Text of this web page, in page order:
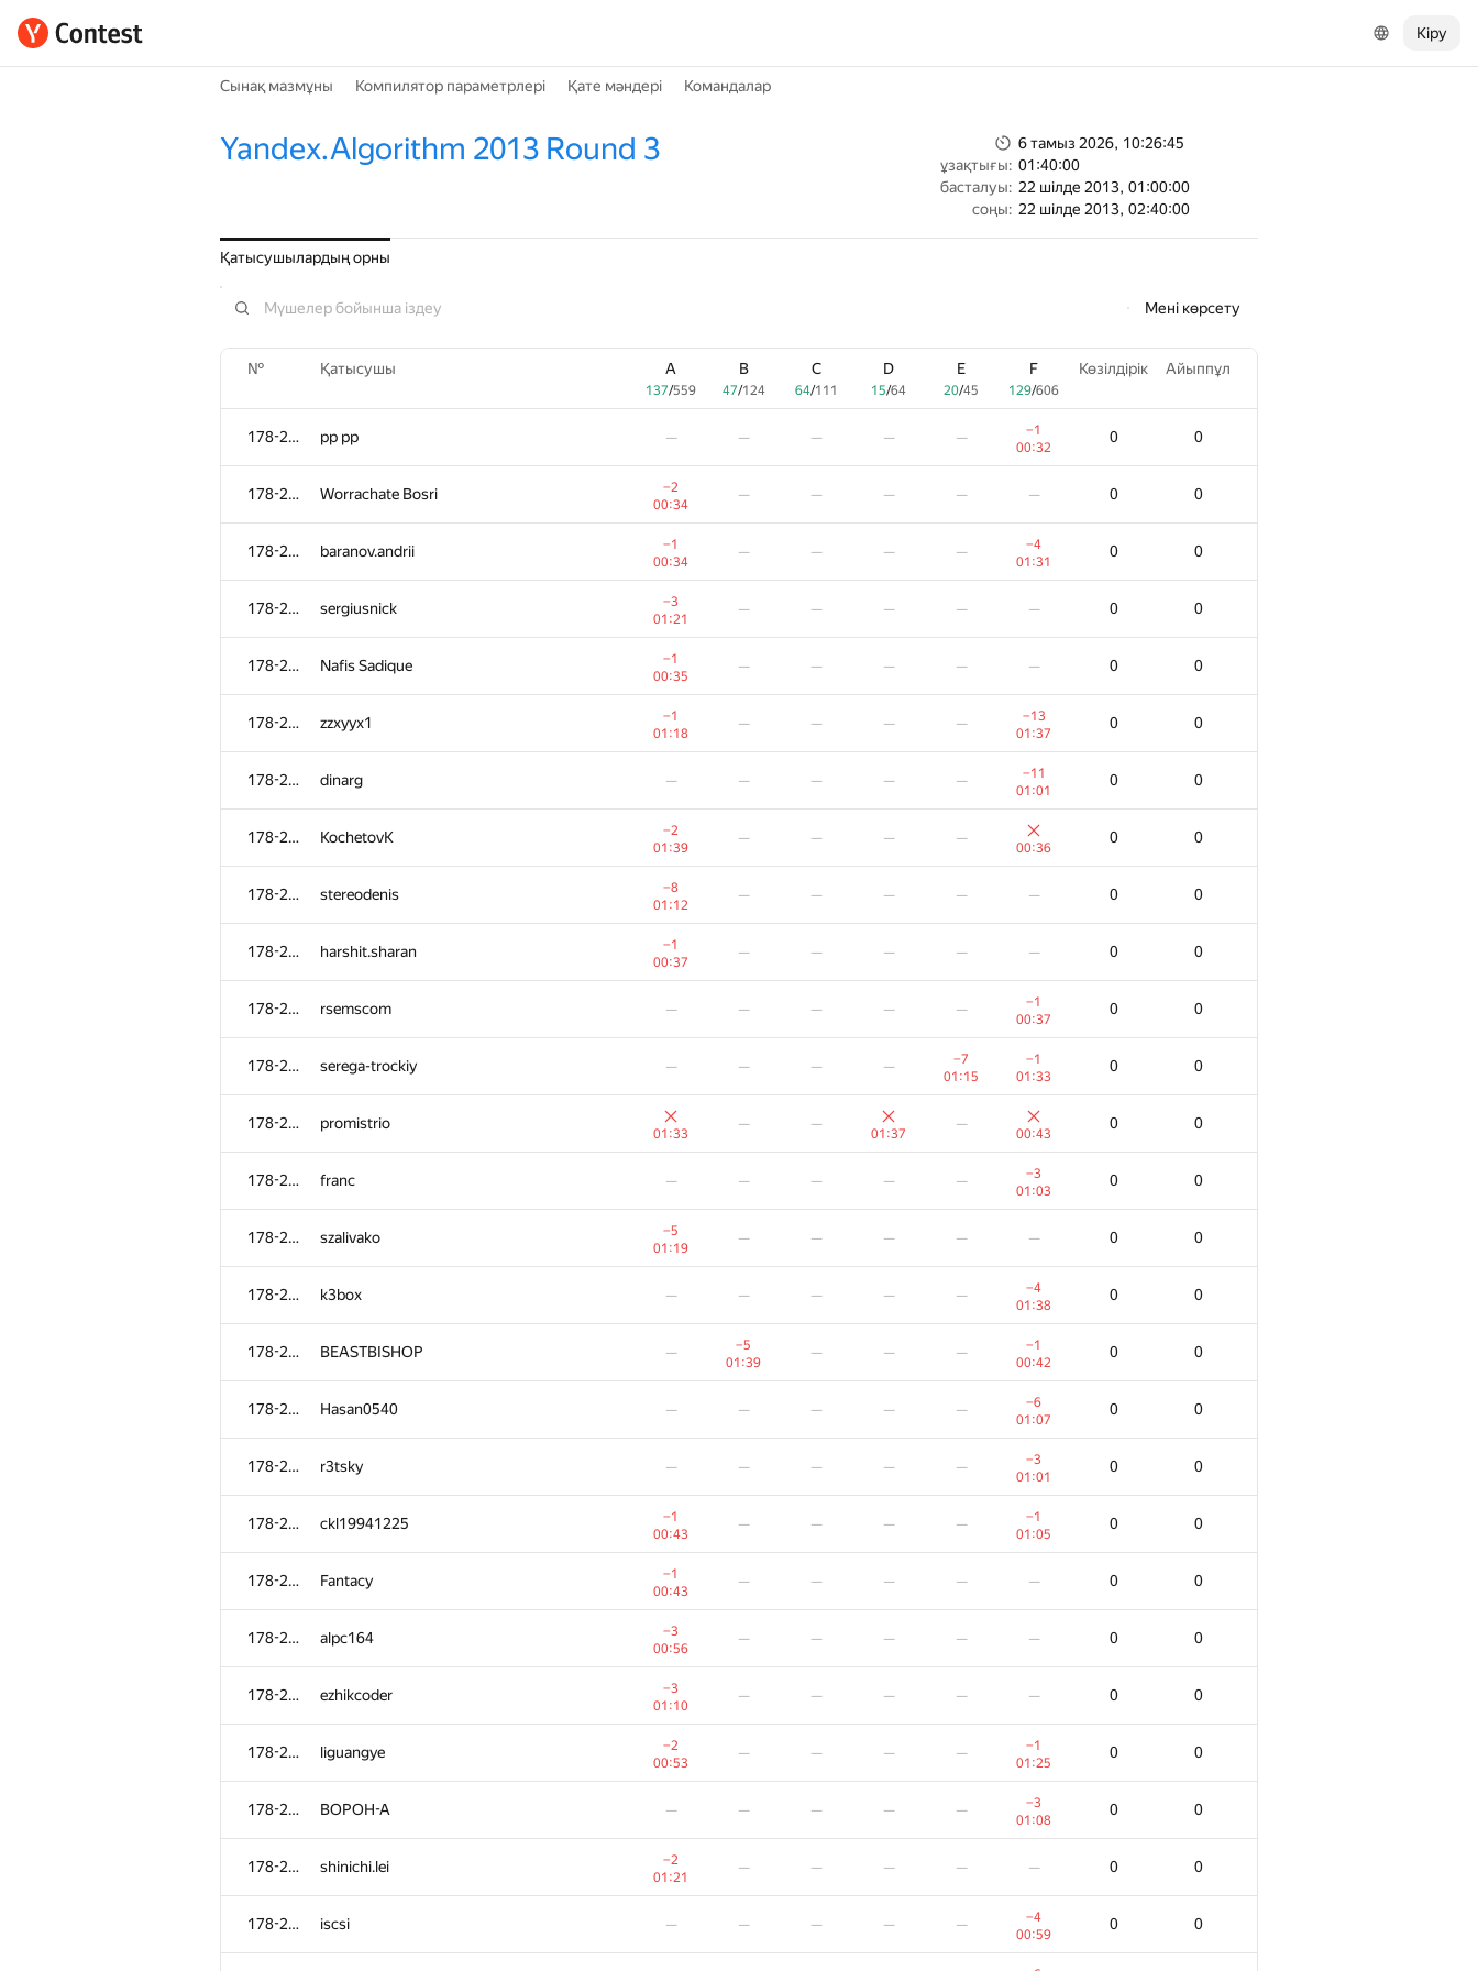
Кіру
Сынақ мазмұны Компилятор параметрлері Қате мәндері Командалар
Yandex.Algorithm 2013 Round 3
6 тамыз 2026, 10:26:45
ұзақтығы: 01:40:00
басталуы: 22 шілде 2013, 01:00:00
соңы: 22 шілде 2013, 02:40:00
Қатысушылардың орны
Мені көрсету
№ Қатысушы A
137/559
B
47/124
C
64/111
D
15/64
E
20/45
F
129/606
Көзілдірік Айыппұл
178-265 pp pp — — — — —
−1
00:32
0 0
178-265 Worrachate Bosri
−2
00:34
— — — — — 0 0
178-265 baranov.andrii
−1
00:34
— — — —
−4
01:31
0 0
178-265 sergiusnick
−3
01:21
— — — — — 0 0
178-265 Nafis Sadique
−1
00:35
— — — — — 0 0
178-265 zzxyyx1
−1
01:18
— — — —
−13
01:37
0 0
178-265 dinarg — — — — —
−11
01:01
0 0
178-265 KochetovK
−2
01:39
— — — —
00:36
0 0
178-265 stereodenis
−8
01:12
— — — — — 0 0
178-265 harshit.sharan
−1
00:37
— — — — — 0 0
178-265 rsemscom — — — — —
−1
00:37
0 0
178-265 serega-trockiy — — — —
−7
01:15
−1
01:33
0 0
178-265 promistrio
01:33
— —
01:37
—
00:43
0 0
178-265 franc — — — — —
−3
01:03
0 0
178-265 szalivako
−5
01:19
— — — — — 0 0
178-265 k3box — — — — —
−4
01:38
0 0
178-265 BEASTBISHOP —
−5
01:39
— — —
−1
00:42
0 0
178-265 Hasan0540 — — — — —
−6
01:07
0 0
178-265 r3tsky — — — — —
−3
01:01
0 0
178-265 ckl19941225
−1
00:43
— — — —
−1
01:05
0 0
178-265 Fantacy
−1
00:43
— — — — — 0 0
178-265 alpc164
−3
00:56
— — — — — 0 0
178-265 ezhikcoder
−3
01:10
— — — — — 0 0
178-265 liguangye
−2
00:53
— — — —
−1
01:25
0 0
178-265 BOPOH-A — — — — —
−3
01:08
0 0
178-265 shinichi.lei
−2
01:21
— — — — — 0 0
178-265 iscsi — — — — —
−4
00:59
0 0